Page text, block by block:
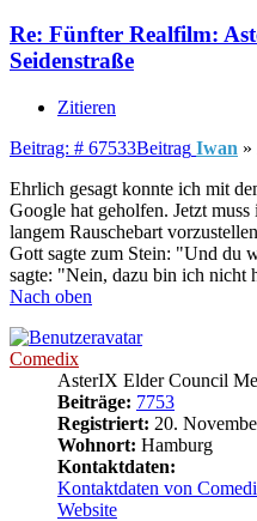
Re: Fünfter Realfilm:
Seidenstraße
Zitieren
Beitrag: # 67533Beitrag Iwan »
Ehrlich gesagt konnte ich mit
Google hat geholfen. Jetzt
langem Rauschebart
Gott sagte zum Stein: "Und du
sagte: "Nein, dazu bin ich nicht
Nach oben
Comedix
AsterIX Elder Council
Beiträge: 7753
Registriert: 20.
Wohnort: Hamburg
Kontaktdaten:
Kontaktdaten von
Website